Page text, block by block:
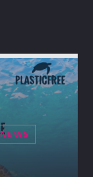
NEWS